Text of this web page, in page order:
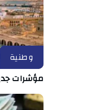
وطنية
مؤشرات